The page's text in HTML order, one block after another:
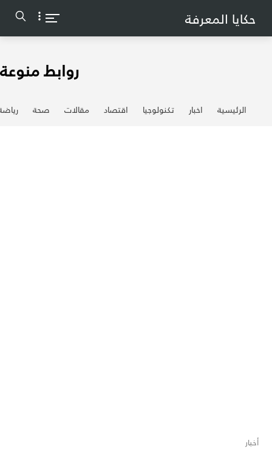
حكايا المعرفة
روابط منوعة
الرئيسية اخبار تكنولوجيا اقتصاد مقالات صحة
أخبار